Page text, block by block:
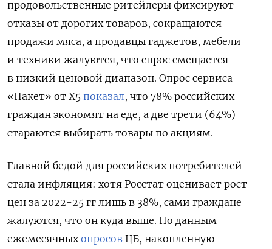
продовольственные ритейлеры фиксируют
отказы от дорогих товаров, сокращаются
продажи мяса, а продавцы гаджетов, мебели
и техники жалуются, что спрос смещается
в низкий ценовой диапазон. Опрос сервиса
«Пакет» от X5 показал, что 78% российских
граждан экономят на еде, а две трети (64%)
стараются выбирать товары по акциям.
Главной бедой для российских потребителей
стала инфляция: хотя Росстат оценивает рост
цен за 2022-25 гг лишь в 38%, сами граждане
жалуются, что он куда выше. По данным
ежемесячныхопросов ЦБ, накопленную